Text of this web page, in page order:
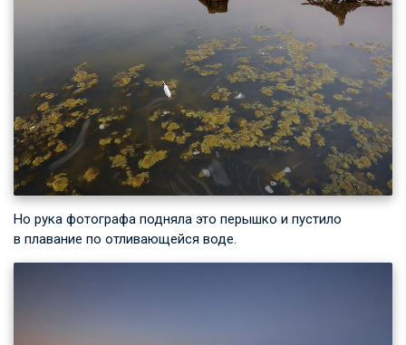
Но рука фотографа подняла это перышко и пустило
в плавание по отливающейся воде.